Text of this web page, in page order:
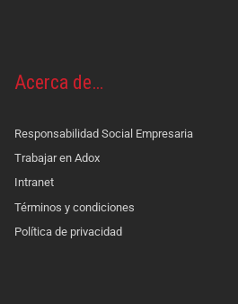
Acerca de…
Responsabilidad Social Empresaria
Trabajar en Adox
Intranet
Términos y condiciones
Política de privacidad